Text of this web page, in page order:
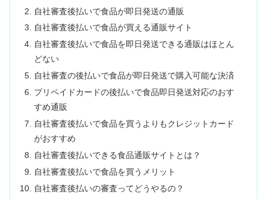
自社審査後払いで食品が即日発送の通販
自社審査後払いで食品が買える通販サイト
自社審査後払いで食品を即日発送できる通販はほとん
どない
自社審査の後払いで食品が即日発送で購入可能な決済
プリペイドカードの後払いで食品即日発送対応のおす
すめ通販
自社審査後払いで食品を買うよりもクレジットカード
がおすすめ
自社審査後払いできる食品通販サイトとは？
自社審査後払いで食品を買うメリット
自社審査後払いの審査ってどうやるの？